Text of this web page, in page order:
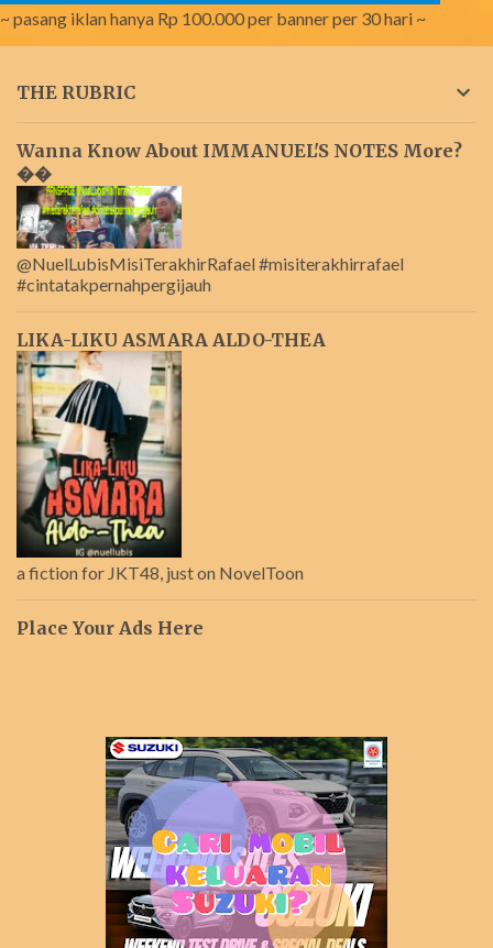
~ pasang iklan hanya Rp 100.000 per banner per 30 hari ~
THE RUBRIC
Wanna Know About IMMANUEL'S NOTES More?
��
@NuelLubisMisiTerakhirRafael #misiterakhirrafael
#cintatakpernahpergijauh
LIKA-LIKU ASMARA ALDO-THEA
a fiction for JKT48, just on NovelToon
Place Your Ads Here